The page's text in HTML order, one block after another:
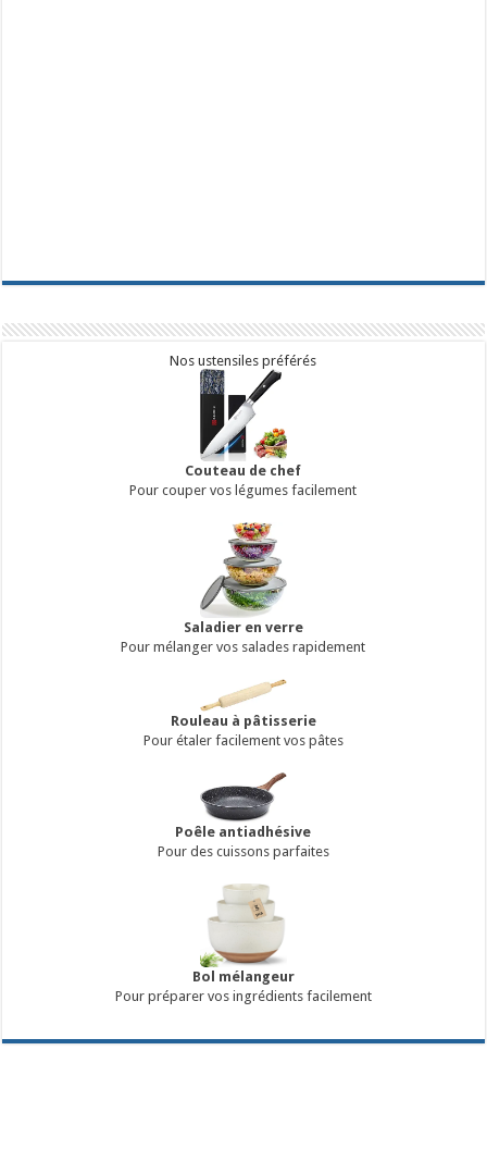
Nos ustensiles préférés
Couteau de chef
Pour couper vos légumes facilement
Saladier en verre
Pour mélanger vos salades rapidement
Rouleau à pâtisserie
Pour étaler facilement vos pâtes
Poêle antiadhésive
Pour des cuissons parfaites
Bol mélangeur
Pour préparer vos ingrédients facilement